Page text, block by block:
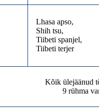
Lhasa apso,
Shih tsu,
Tiibeti spanjel,
Tiibeti terjer
Kõik ülejäänud
9 rühma